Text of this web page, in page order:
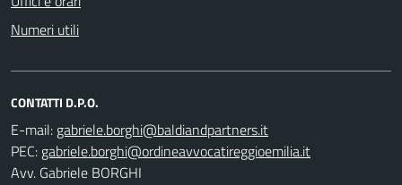
Numeri utili
CONTATTI D.P.O.
E-mail:
PEC:
Avv. Gabriele BORGHI